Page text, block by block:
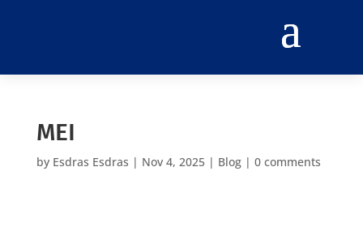
MEI
by Esdras Esdras | Nov 4, 2025| Blog| 0 comments